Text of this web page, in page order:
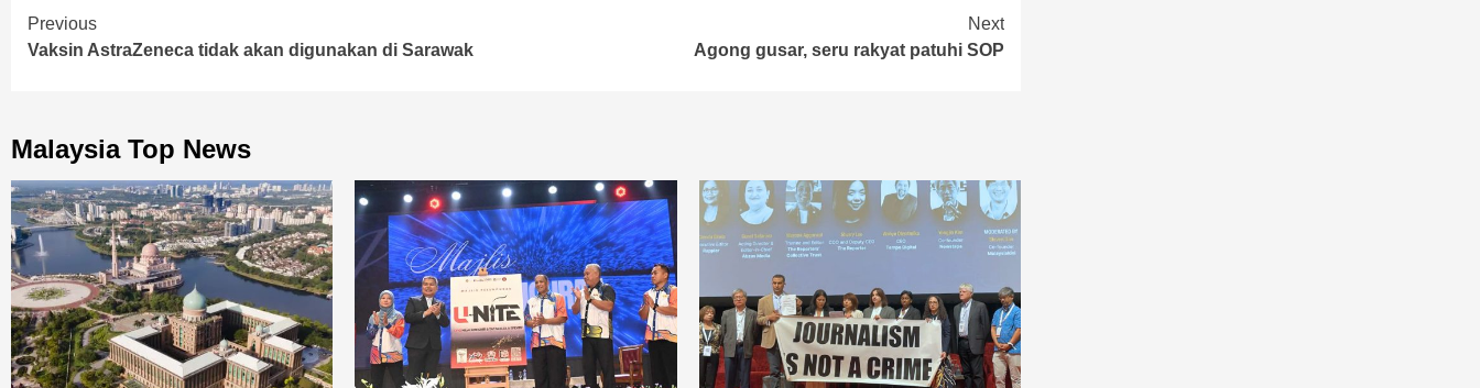
Continue
Reading
Previous
Vaksin AstraZeneca tidak akan digunakan di Sarawak
Next
Agong gusar, seru rakyat patuhi SOP
Malaysia Top News